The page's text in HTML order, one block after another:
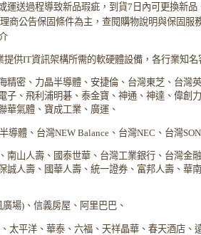
運送過程導致新品瑕疵，到貨7日內可更換新品
商公告保固條件為主，查閱購物說明與保固服
提供IT資訊架構所需的軟硬體設備，各行業知名
精密、力晶半導體、安捷倫、台灣東芝、台灣
子、飛利浦明碁、泰金寶、神通、神達、偉創
華氣體、寶成工業、廣運、
導體、台灣NEW Balance、台灣NEC、台灣
南山人壽、國泰世華、台灣工業銀行、台灣金
誠人壽、國華人壽、統一證券、富邦人壽、華
場)、信義房屋、阿里巴巴、
太平洋、華泰、六福、天祥晶華、春天酒店、